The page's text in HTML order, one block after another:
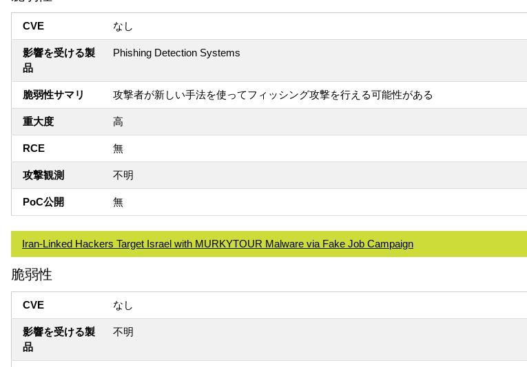
CVE なし
影響を受ける製
品
Phishing Detection Systems
脆弱性サマリ 攻撃者が新しい手法を使ってフィッシング攻撃を行える可能性がある
重大度 高
RCE 無
攻撃観測 不明
PoC公開 無
Iran-Linked Hackers Target Israel with MURKYTOUR Malware via Fake Job Campaign
脆弱性
CVE なし
影響を受ける製
品
不明